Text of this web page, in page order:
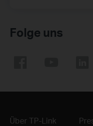
Folge uns
Über TP-Link